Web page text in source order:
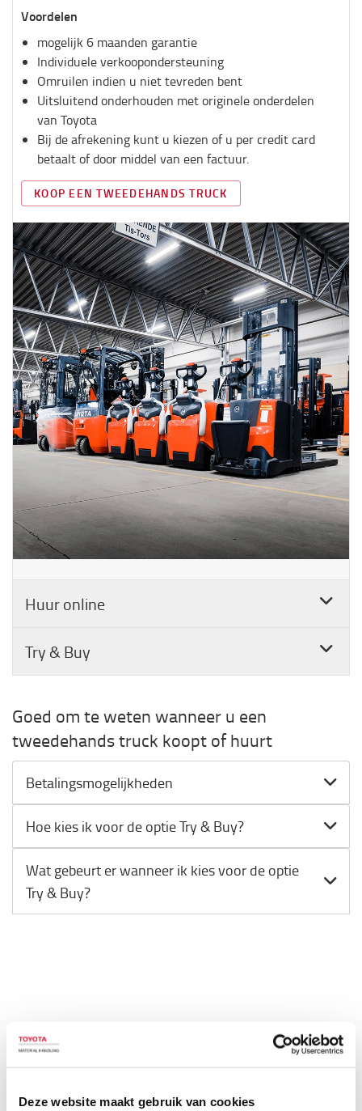
Deze website maakt gebruik van cookies
Voordelen
mogelijk 6 maanden garantie
Individuele verkoopondersteuning
Omruilen indien u niet tevreden bent
Uitsluitend onderhouden met originele onderdelen
van Toyota
Bij de afrekening kunt u kiezen of u per credit card
betaalt of door middel van een factuur.
KOOP EEN TWEEDEHANDS TRUCK
Huur online
Try & Buy
Goed om te weten wanneer u een
tweedehands truck koopt of huurt
Betalingsmogelijkheden
Hoe kies ik voor de optie Try & Buy?
Wat gebeurt er wanneer ik kies voor de optie
Try & Buy?
Inspecteren